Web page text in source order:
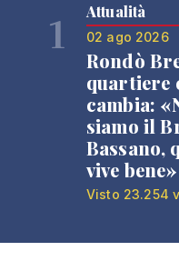
1 Attualità
02 ago 2026
Rondò
quartiere
cambia:
siamo il
Bassano,
vive bene»
Visto 23.254